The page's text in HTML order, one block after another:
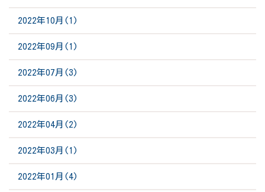
2022年10月(1)
2022年09月(1)
2022年07月(3)
2022年06月(3)
2022年04月(2)
2022年03月(1)
2022年01月(4)